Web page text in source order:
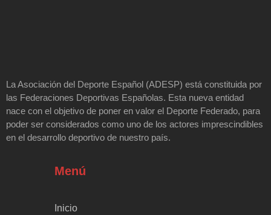
La Asociación del Deporte Español (ADESP) está constituida por
las Federaciones Deportivas Españolas. Esta nueva entidad
nace con el objetivo de poner en valor el Deporte Federado, para
poder ser considerados como uno de los actores imprescindibles
en el desarrollo deportivo de nuestro país.
Menú
Inicio